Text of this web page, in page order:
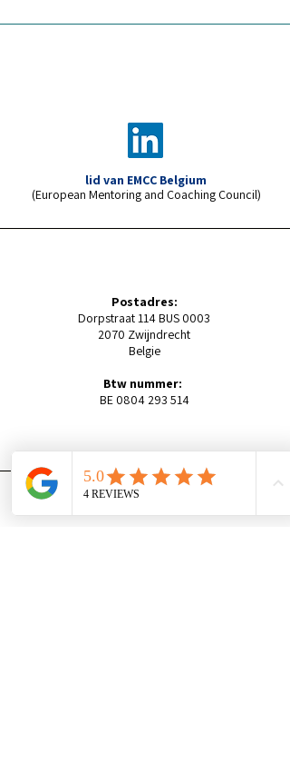
lid van EMCC Belgium
(European Mentoring and Coaching Council)
Postadres:
Dorpstraat 114 BUS 0003
2070 Zwijndrecht
Belgie
Btw nummer:
BE 0804 293 514